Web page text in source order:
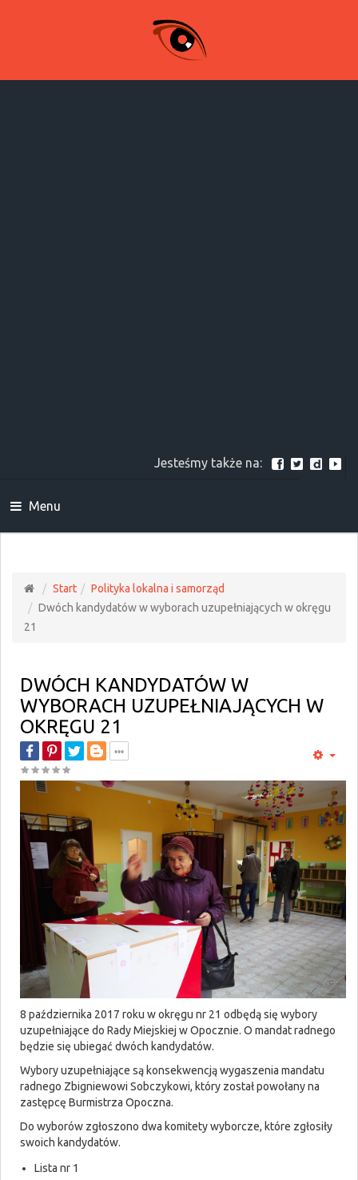
Jesteśmy także na:
Menu
Start
Polityka lokalna i samorząd
Dwóch kandydatów w wyborach uzupełniających w okręgu
21
DWÓCH KANDYDATÓW W
WYBORACH UZUPEŁNIAJĄCYCH W
OKRĘGU 21
8 października 2017 roku w okręgu nr 21 odbędą się wybory
uzupełniające do Rady Miejskiej w Opocznie. O mandat radnego
będzie się ubiegać dwóch kandydatów.
Wybory uzupełniające są konsekwencją wygaszenia mandatu
radnego Zbigniewowi Sobczykowi, który został powołany na
zastępcę Burmistrza Opoczna.
Do wyborów zgłoszono dwa komitety wyborcze, które zgłosiły
swoich kandydatów.
Lista nr 1